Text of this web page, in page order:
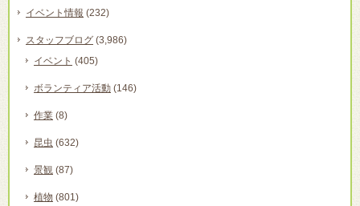
イベント情報 (232)
スタッフブログ (3,986)
イベント (405)
ボランティア活動 (146)
作業 (8)
昆虫 (632)
景観 (87)
植物 (801)